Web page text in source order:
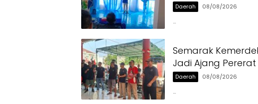
Daerah 08/08/2026
…
Semarak
Jadi Ajang
Daerah 08/08/2026
…